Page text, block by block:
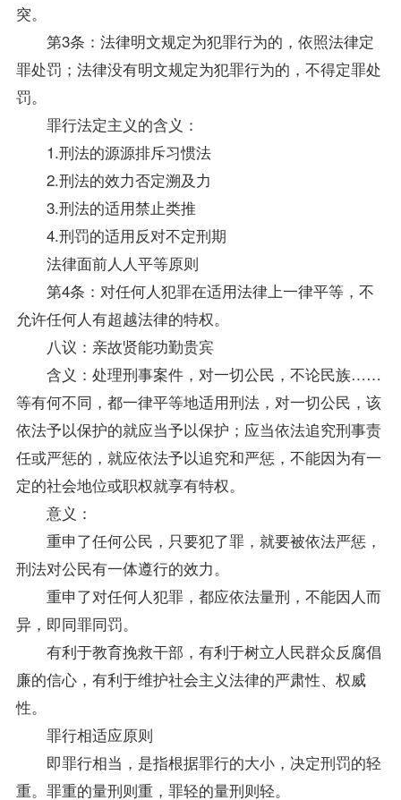
突。
第3条：法律明文规定为犯罪行为的，依照法律定
罪处罚；法律没有明文规定为犯罪行为的，不得定罪处
罚。
罪行法定主义的含义：
1.刑法的源源排斥习惯法
2.刑法的效力否定溯及力
3.刑法的适用禁止类推
4.刑罚的适用反对不定刑期
法律面前人人平等原则
第4条：对任何人犯罪在适用法律上一律平等，不
允许任何人有超越法律的特权。
八议：亲故贤能功勤贵宾
含义：处理刑事案件，对一切公民，不论民族……
等有何不同，都一律平等地适用刑法，对一切公民，该
依法予以保护的就应当予以保护；应当依法追究刑事责
任或严惩的，就应依法予以追究和严惩，不能因为有一
定的社会地位或职权就享有特权。
意义：
重申了任何公民，只要犯了罪，就要被依法严惩，
刑法对公民有一体遵行的效力。
重申了对任何人犯罪，都应依法量刑，不能因人而
异，即同罪同罚。
有利于教育挽救干部，有利于树立人民群众反腐倡
廉的信心，有利于维护社会主义法律的严肃性、权威
性。
罪行相适应原则
即罪行相当，是指根据罪行的大小，决定刑罚的轻
重。罪重的量刑则重，罪轻的量刑则轻。